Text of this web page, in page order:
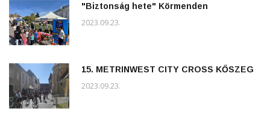
"Biztonság hete" Körmenden
2023.09.23.
15. METRINWEST CITY CROSS KŐSZEG
2023.09.23.